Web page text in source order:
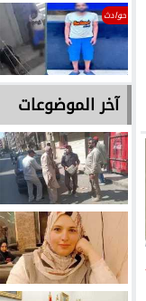
حوادث
آخر الموضوعات